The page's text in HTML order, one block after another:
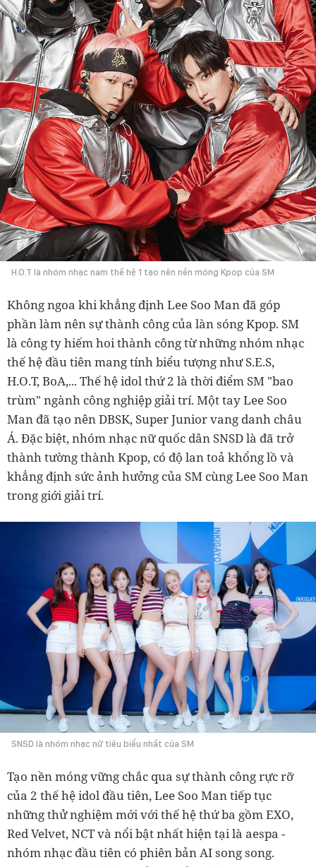
H.O.T là nhóm nhạc nam thế hệ 1 tạo nên nền móng Kpop của SM
Không ngoa khi khẳng định Lee Soo Man đã góp
phần làm nên sự thành công của làn sóng Kpop. SM
là công ty hiếm hoi thành công từ những nhóm nhạc
thế hệ đầu tiên mang tính biểu tượng như S.E.S,
H.O.T, BoA,... Thế hệ idol thứ 2 là thời điểm SM "bao
trùm" ngành công nghiệp giải trí. Một tay Lee Soo
Man đã tạo nên DBSK, Super Junior vang danh châu
Á. Đặc biệt, nhóm nhạc nữ quốc dân SNSD là đã trở
thành tường thành Kpop, có độ lan toả khổng lồ và
khẳng định sức ảnh hưởng của SM cùng Lee Soo Man
trong giới giải trí.
SNSD là nhóm nhạc nữ tiêu biểu nhất của SM
Tạo nền móng vững chắc qua sự thành công rực rỡ
của 2 thế hệ idol đầu tiên, Lee Soo Man tiếp tục
những thử nghiệm mới với thế hệ thứ ba gồm EXO,
Red Velvet, NCT và nổi bật nhất hiện tại là aespa -
nhóm nhạc đầu tiên có phiên bản AI song song.